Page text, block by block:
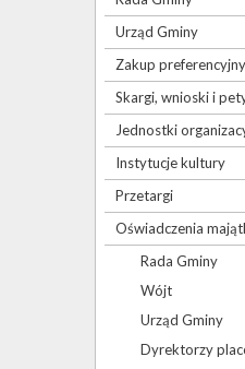
Urząd Gminy
Zakup
Skargi, wnioski i
Jednostki
Instytucje kultury
Przetargi
Oświadczenia
Rada Gminy
Wójt
Urząd Gminy
Dyrektorzy